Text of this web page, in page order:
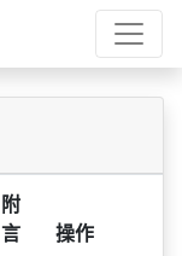
附
言
操作